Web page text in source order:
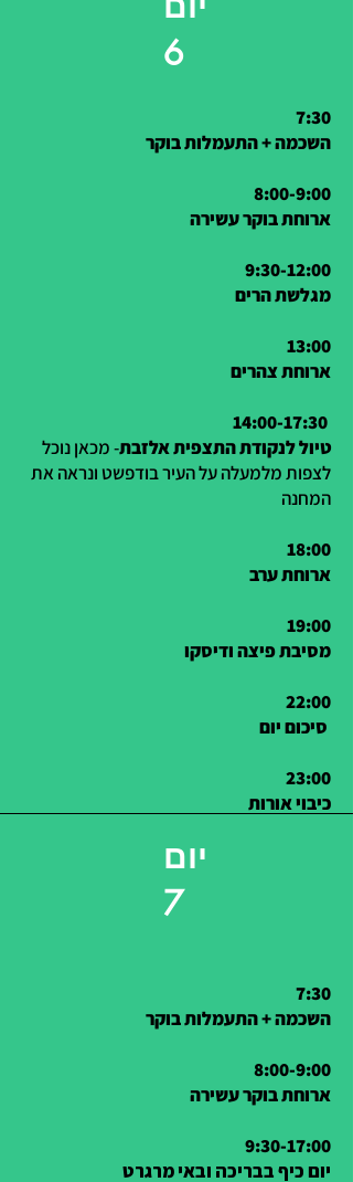
6
7:30
השכמה + התעמלות בוקר
8:00-9:00
ארוחת בוקר עשירה
9:30-12:00
מגלשת הרים
13:00
ארוחת צהרים
14:00-17:30
טיול לנקודת התצפית אלזבת- מכאן נוכל
לצפות מלמעלה על העיר בודפשט ונראה את
המחנה
18:00
ארוחת ערב
19:00
22:00
23:00
כיבוי אורות
יום
7
7:30
השכמה + התעמלות בוקר
8:00-9:00
ארוחת בוקר עשירה
9:30-17:00
יום כיף בבריכה ובאי מרגרט